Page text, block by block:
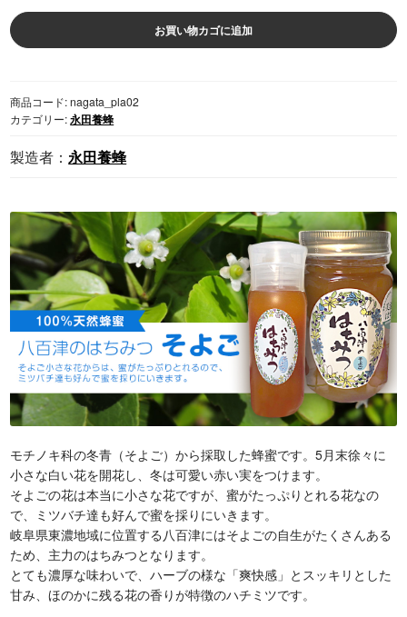
百
津
は
ち
み
つ
よ
ご
]
プ
ラ
器
／
300
ｇ
個
お買い物カゴに追加
商品コード:nagata_pla02
カテゴリー:永田養蜂
永田養蜂
モチノキ科の冬青（そよご）から採取した蜂蜜です。5月末徐々に
小さな白い花を開花し、冬は可愛い赤い実をつけます。
そよごの花は本当に小さな花ですが、蜜がたっぷりとれる花なの
で、ミツバチ達も好んで蜜を採りにいきます。
岐阜県東濃地域に位置する八百津にはそよごの自生がたくさんある
ため、主力のはちみつとなります。
とても濃厚な味わいで、ハーブの様な「爽快感」とスッキリとした
甘み、ほのかに残る花の香りが特徴のハチミツです。